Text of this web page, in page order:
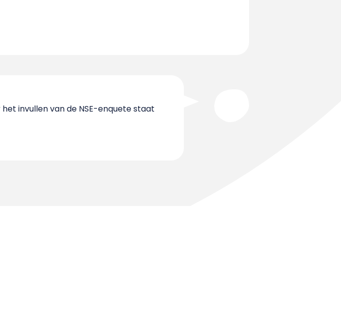
invullen van de NSE-enquete staat